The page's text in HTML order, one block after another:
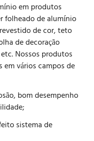
em produtos
folheado de alumínio
de cor, teto
de decoração
Nossos produtos
vários campos de
bom desempenho
sistema de